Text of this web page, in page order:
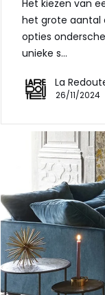
Het kiezen van
het grote aantal
opties
unieke s…
La
26/11/2024